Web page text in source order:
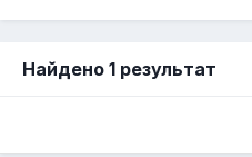
Найдено 1 результат